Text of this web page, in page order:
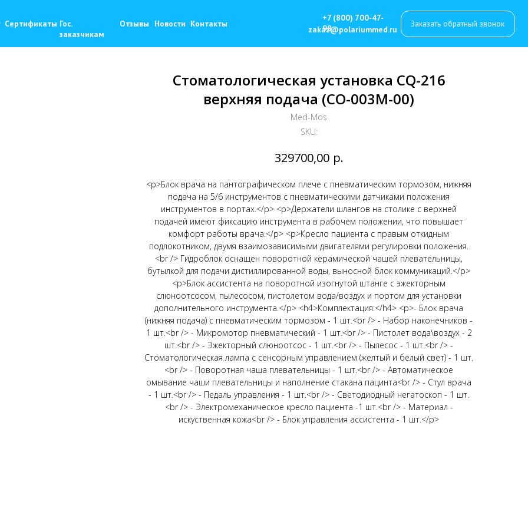
Новости
Гос.
заказчикам
Контакты
zakaz@polariummed.ru
Заказать обратный звонок
Стоматологическая установка CQ-216
верхняя подача (СО-003М-00)
Med-Mos
SKU:
329700,00 р.
<p>Блок врача на пантографическом плече с пневматическим тормозом, нижняя
подача на 5/6 инструментов с пневматическими датчиками положения
инструментов в портах.​</p> <p>Держатели шлангов на столике с верхней
подачей имеют фиксацию инструмента в рабочем положении, что повышает
комфорт работы врача.​</p> <p>Кресло пациента с правым откидным
подлокотником, двумя взаимозависимыми двигателями регулировки положения.​
<br /> Гидроблок оснащен поворотной керамической чашей плевательницы,
бутылкой для подачи дистиллированной воды, выносной блок коммуникаций.​</p>
<p>Блок ассистента на поворотной изогнутой штанге с эжекторным
слюноотсосом, пылесосом, пистолетом вода/воздух и портом для установки
дополнительного инструмента.​</p> <h4>Комплектация:</h4> <p>- Блок врача
(нижняя подача) с пневматическим тормозом - 1 шт.<br /> - Набор наконечников -
1 шт.<br /> - Микромотор пневматический - 1 шт.<br /> - Пистолет вода\воздух - 2
шт.<br /> - Эжекторный слюноотсос - 1 шт.<br /> - Пылесос - 1 шт.<br /> -
Стоматологическая лампа с сенсорным управлением (желтый и белый свет) - 1 шт.
<br /> - Поворотная чаша плевательницы - 1 шт.<br /> - Автоматическое
омывание чаши плевательницы и наполнение стакана пацинта<br /> - Стул врача
- 1 шт.<br /> - Педаль управления - 1 шт.<br /> - Светодиодный негатоскоп - 1 шт.
<br /> - Электромеханическое кресло пациента -1 шт.<br /> - Материал -
искуственная кожа<br /> - Блок управления ассистента - 1 шт.</p>